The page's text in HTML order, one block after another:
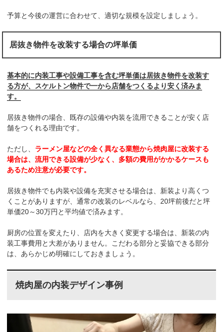
予算と今後の運営に合わせて、適切な規模を設定しましょう。
居抜き物件を改装する場合の坪単価
基本的に内装工事や設備工事を含む坪単価は居抜き物件を改装す
る方が、スケルトン物件で一から店舗をつくるより安く済みま
す。
居抜き物件の場合、既存の設備や内装を流用できることが安く店
舗をつくれる理由です。
ただし、 ラーメン屋などの全く異なる業態から焼肉屋に改装する
場合は、流用できる設備が少なく、多額の費用がかかるケースも
あるため注意が必要です。
居抜き物件でも内装や設備を充実させる場合は、新装より高くつ
くことがありますが、通常の改装のレベルなら、20坪前後だと坪
単価20～30万円と平均値で済みます。
厨房の位置を変えたり、店内を大きく変更する場合は、新装の内
装工事費用と大差がありません。こだわる部分と妥協できる部分
は、あらかじめ明確にしておきましょう。
焼肉屋の内装デザイン事例